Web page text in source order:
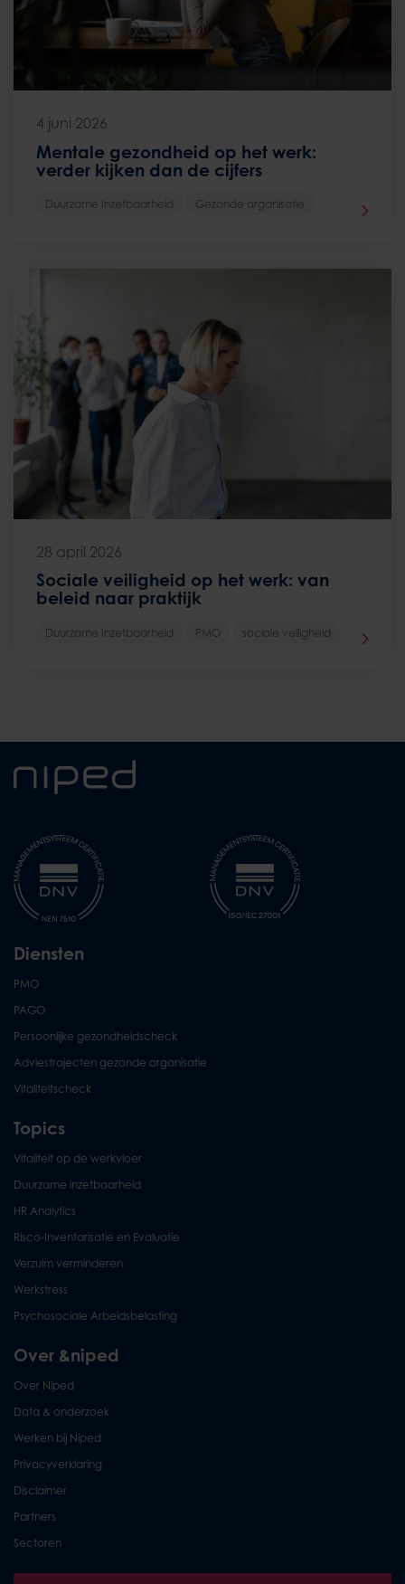
4 juni 2026
Mentale gezondheid op het werk:
verder kijken dan de cijfers
Duurzame Inzetbaarheid Gezonde organisatie
28 april 2026
Sociale veiligheid op het werk: van
beleid naar praktijk
Duurzame Inzetbaarheid PMO sociale veiligheid
Diensten
PMO
PAGO
Persoonlijke gezondheidscheck
Adviestrajecten gezonde organisatie
Vitaliteitscheck
Topics
Vitaliteit op de werkvloer
Duurzame inzetbaarheid
HR Analytics
Risco-Inventarisatie en Evaluatie
Verzuim verminderen
Werkstress
Psychosociale Arbeidsbelasting
Over &niped
Over Niped
Data & onderzoek
Werken bij Niped
Privacyverklaring
Disclaimer
Partners
Sectoren